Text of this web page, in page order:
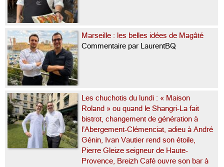
Marseille : les belles idées de Magâté
Commentaire par LaurentBQ
Les chuchotis du lundi : « Maison
Roland » ou quand le Shangri-La fait
bistrot, changement de génération à
l’Abergement-Clémenciat, adieu à André
Génin, Ivan Vautier rend son étoile,
Pierre Gleize seigneur de Haute-
Provence, Breizh Café ouvre son bar à